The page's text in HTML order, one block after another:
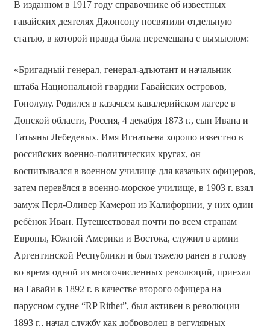
В изданном в 1917 году справочнике об известных
гавайских деятелях Джонсону посвятили отдельную
статью, в которой правда была перемешана с вымыслом:
«Бригадный генерал, генерал-адъютант и начальник
штаба Национальной гвардии Гавайских островов,
Гонолулу. Родился в казачьем кавалерийском лагере в
Донской области, Россия, 4 декабря 1873 г., сын Ивана и
Татьяны Лебедевых. Имя Игнатьева хорошо известно в
российских военно-политических кругах, он
воспитывался в военном училище для казачьих офицеров,
затем перевёлся в военно-морское училище, в 1903 г. взял
замуж Перл-Оливер Камерон из Калифорнии, у них один
ребёнок Иван. Путешествовал почти по всем странам
Европы, Южной Америки и Востока, служил в армии
Аргентинской Республики и был тяжело ранен в голову
во время одной из многочисленных революций, приехал
на Гавайи в 1892 г. в качестве второго офицера на
парусном судне “RP Rithet”, был активен в революции
1893 г., начал службу как доброволец в регулярных